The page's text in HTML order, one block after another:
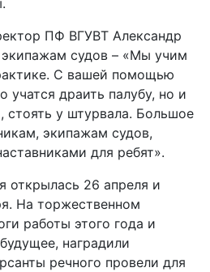
ПФ ВГУВТ Александр
судов – «Мы учим
С вашей помощью
учатся драить палубу, но и
стоять у штурвала. Большое
экипажам судов,
для ребят».
открылась 26 апреля и
На торжественном
работы этого года и
наградили
речного провели для